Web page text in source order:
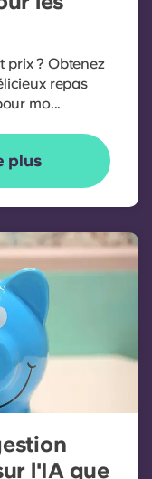
prix ? Obtenez
repas
mo...
plus
l'IA que